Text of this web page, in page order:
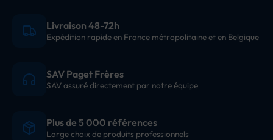
Livraison 48-72h
Expédition rapide en France métropolitaine et en Belgique
SAV Paget Frères
SAV assuré directement par notre équipe
Plus de 5 000 références
Large choix de produits professionnels